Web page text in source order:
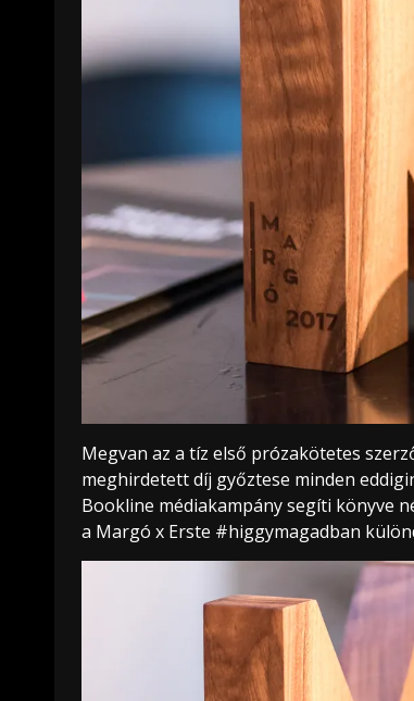
Megvan az a tíz első prózakötetes
meghirdetett díj győztese minden
Bookline médiakampány segíti könyve
a Margó x Erste #higgymagadban